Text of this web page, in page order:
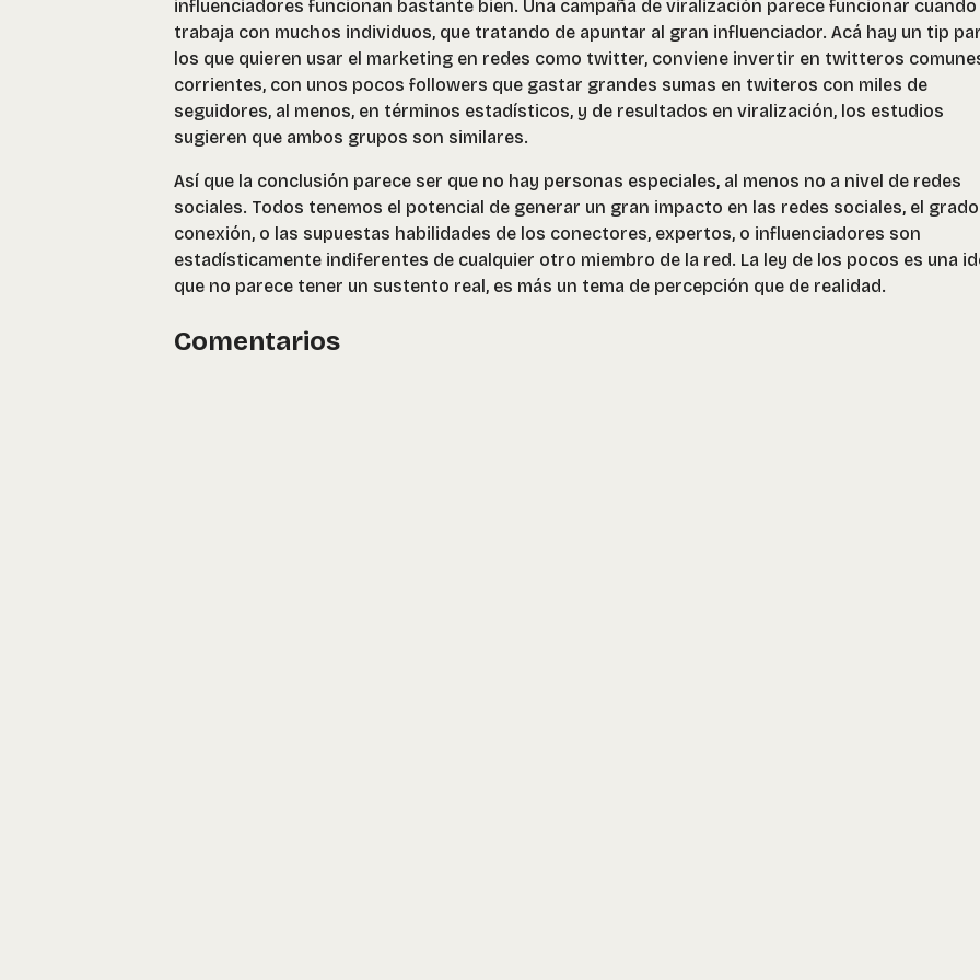
influenciadores funcionan bastante bien. Una campaña de viralización parece funcionar cuando
trabaja con muchos individuos, que tratando de apuntar al gran influenciador. Acá hay un tip
los que quieren usar el marketing en redes como twitter, conviene invertir en twitteros
corrientes, con unos pocos followers que gastar grandes sumas en twiteros con miles de
seguidores, al menos, en términos estadísticos, y de resultados en viralización, los estudios
sugieren que ambos grupos son similares.
Así que la conclusión parece ser que no hay personas especiales, al menos no a nivel de redes
sociales. Todos tenemos el potencial de generar un gran impacto en las redes sociales, el
conexión, o las supuestas habilidades de los conectores, expertos, o influenciadores son
estadísticamente indiferentes de cualquier otro miembro de la red. La ley de los pocos es una
que no parece tener un sustento real, es más un tema de percepción que de realidad.
Comentarios